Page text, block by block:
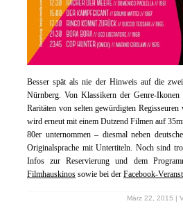
Besser spät als nie der Hinweis auf die
Nürnberg. Von Klassikern der Genre-
Raritäten von selten gewürdigten
wird erneut mit einem Dutzend Filmen auf
80er unternommen – diesmal neben
Originalsprache mit Untertiteln. Noch sind
Infos zur Reservierung und dem
Filmhauskinos sowie bei der Facebook-
März 22, 2015 |